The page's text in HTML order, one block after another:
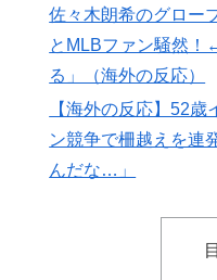
に！アメリカ人もポ
応】
▶ 【海外の反応】“新タ
「大谷と山本だけし
▶ 焦げだらけの業務用
カに「味が全部流れ
佐々木朗希のグロー
とMLBファン騒然！
る」（海外の反応）
【海外の反応】52
ン競争で柵越えを連
んだな…」